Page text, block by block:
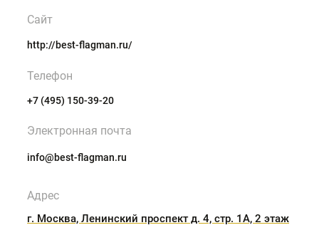
Сайт
http://best-flagman.ru/
Телефон
+7 (495) 150-39-20
Электронная почта
info@best-flagman.ru
Адрес
г. Москва, Ленинский проспект д. 4, стр. 1А, 2 этаж